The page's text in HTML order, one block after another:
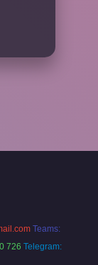
Teams:
726 Telegram: